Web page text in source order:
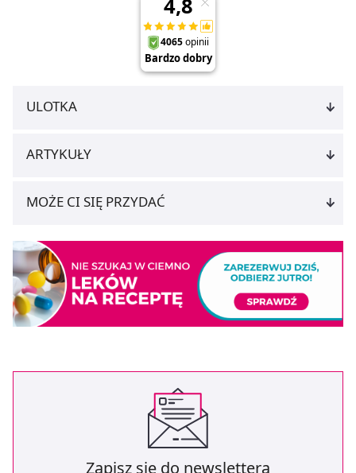
ULOTKA
ARTYKUŁY
MOŻE CI SIĘ PRZYDAĆ
Zapisz się do newslettera